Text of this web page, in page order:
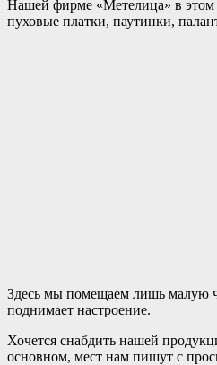
Нашей фирме «Метелица» в этом
пуховые платки, паутинки,
Здесь мы помещаем лишь малую
поднимает настроение.
Хочется снабдить нашей
основном, мест нам пишут с